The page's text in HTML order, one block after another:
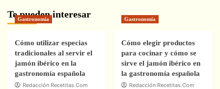
Te pueden interesar
Gastronomía
Cómo utilizar especias
tradicionales al servir el
jamón ibérico en la
gastronomía española
Redacción Recetitas.Com
Gastronomía
Cómo elegir productos
para cocinar y cómo se
sirve el jamón ibérico en
la gastronomía española
Redacción Recetitas.Com